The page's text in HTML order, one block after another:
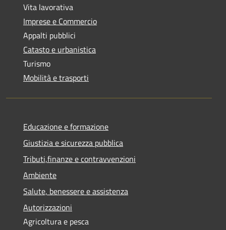
Vita lavorativa
Imprese e Commercio
Appalti pubblici
Catasto e urbanistica
Turismo
Mobilità e trasporti
Educazione e formazione
Giustizia e sicurezza pubblica
Tributi,finanze e contravvenzioni
Ambiente
Salute, benessere e assistenza
Autorizzazioni
Agricoltura e pesca